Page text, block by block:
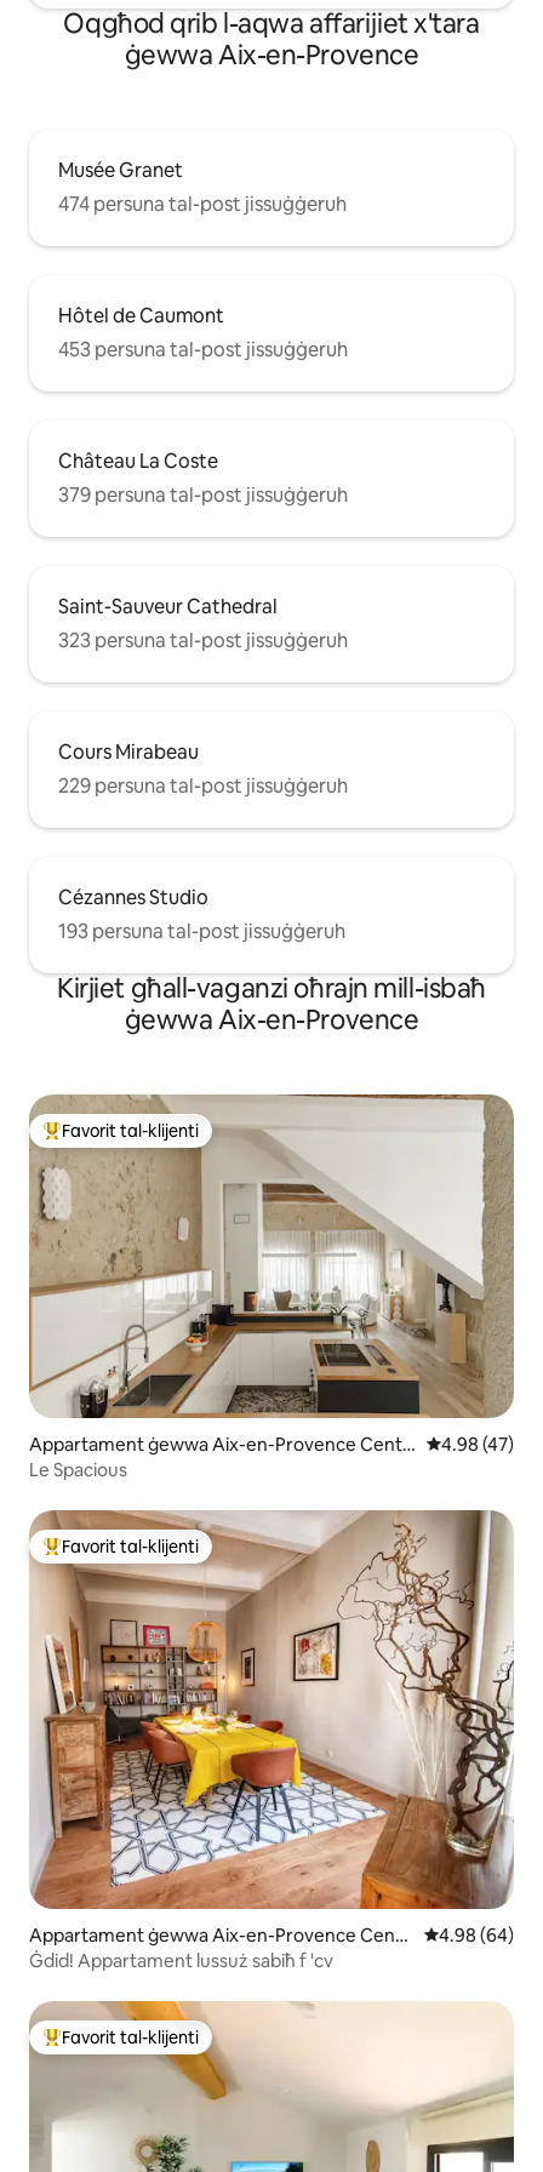
Oqgħod qrib l-aqwa affarijiet x'tara
ġewwa Aix-en-Provence
Musée Granet
474 persuna tal-post jissuġġeruh
Hôtel de Caumont
453 persuna tal-post jissuġġeruh
Château La Coste
379 persuna tal-post jissuġġeruh
Saint-Sauveur Cathedral
323 persuna tal-post jissuġġeruh
Cours Mirabeau
229 persuna tal-post jissuġġeruh
Cézannes Studio
193 persuna tal-post jissuġġeruh
Kirjiet għall-vaganzi oħrajn mill-isbaħ
ġewwa Aix-en-Provence
Wieħed mill-aqwa favoriti tal-klijenti
Favorit tal-klijenti
Appartament ġewwa Aix-en-Provence Centr
e Ville
Rating
4.98 (47)
Le Spacious
Wieħed mill-aqwa favoriti tal-klijenti
Favorit tal-klijenti
Appartament ġewwa Aix-en-Provence Centr
e Ville
Rating medju
4.98 (64)
Ġdid! Appartament lussuż sabiħ f 'cv
Wieħed mill-aqwa favoriti tal-klijenti
Favorit tal-klijenti